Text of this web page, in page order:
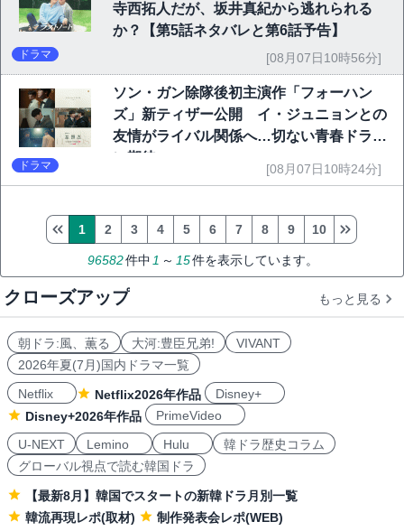
寺西拓人だが、坂井真紀から逃れられる
か？【第5話ネタバレと第6話予告】
ドラマ [08月07日10時56分]
ソン・ガン除隊後初主演作「フォーハン
ズ」新ティザー公開 イ・ジュニョンとの
友情がライバル関係へ…切ない青春ドラマ
ドラマ [08月07日10時24分]
96582件中1 ～ 15件を表示しています。
1 2 3 4 5 6 7 8 9 10
クローズアップ もっと見る
朝ドラ:風、薫る 大河:豊臣兄弟!
VIVANT
2026年夏(7月)国内ドラマ一覧
Netflix
Netflix2026年作品
Disney+
Disney+2026年作品
PrimeVideo
U-NEXT
Lemino Hulu
韓ドラ歴史コラム
グローバル視点で読む韓国ドラ
【最新8月】韓国でスタートの新韓ドラ月別一覧
韓流再現レポ(取材)
制作発表会レポ(WEB)